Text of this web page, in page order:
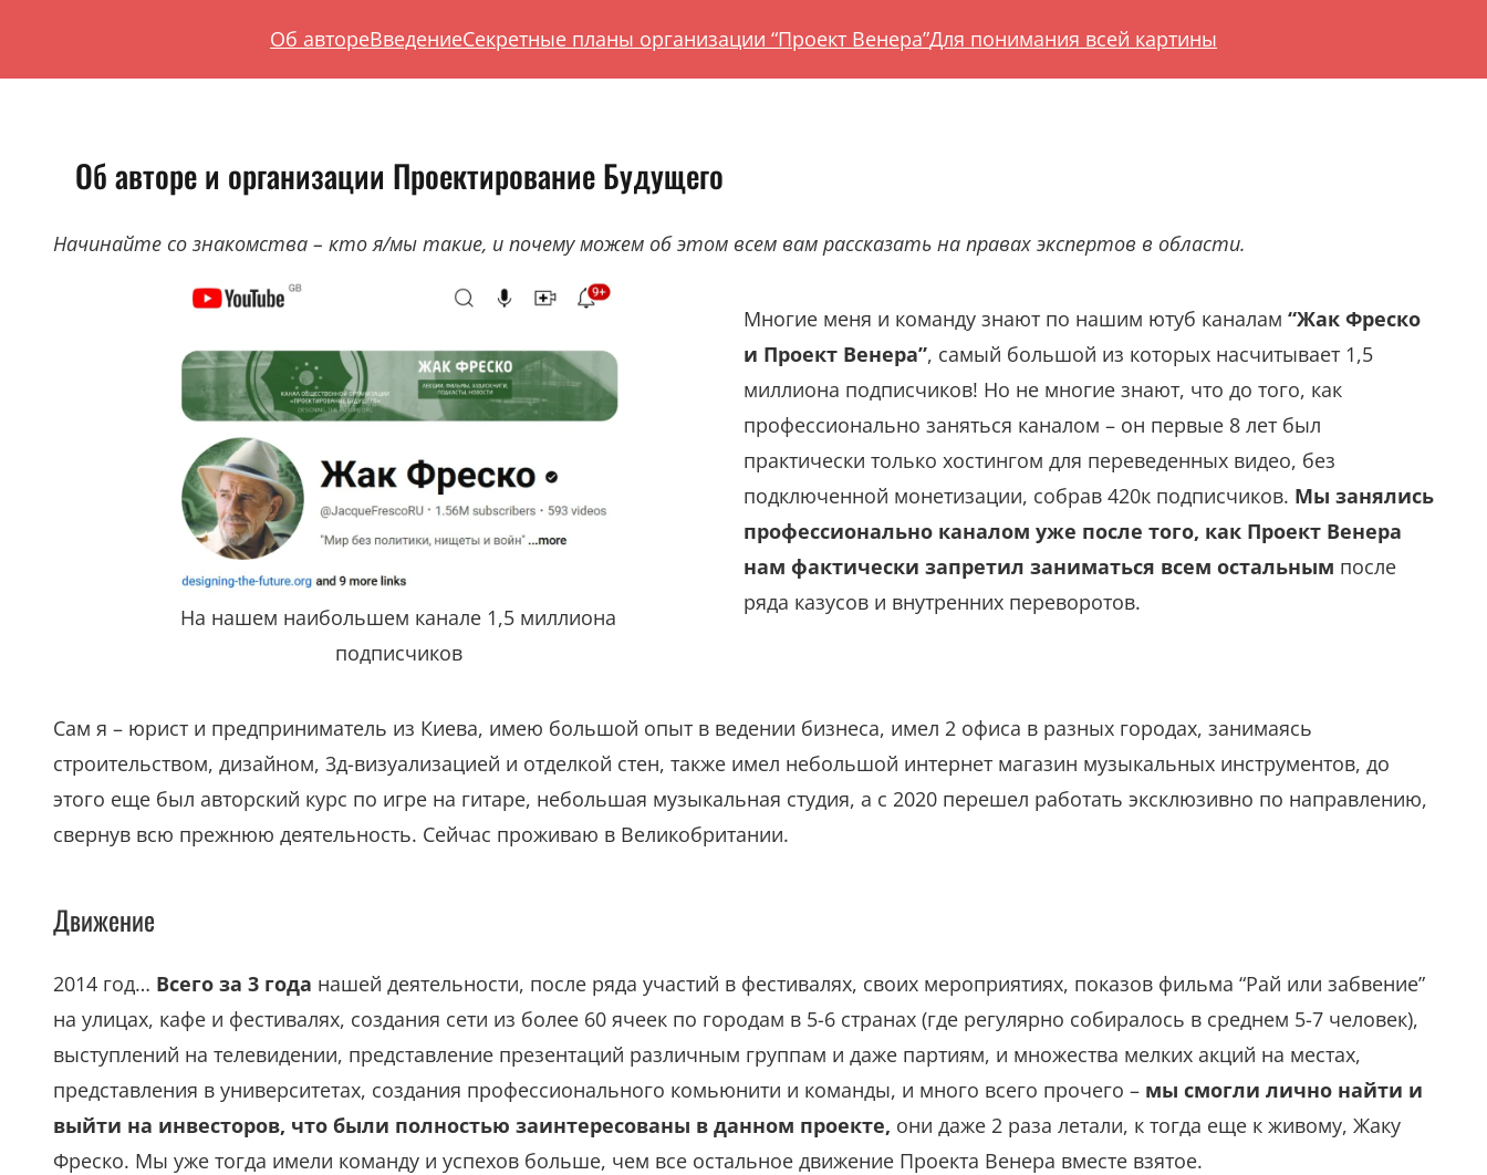
Об автореВведениеСекретные планы организации “Проект Венера”Для понимания всей картины
Об авторе и организации Проектирование Будущего
Начинайте со знакомства – кто я/мы такие, и почему можем об этом всем вам рассказать на правах экспертов в области.
На нашем наибольшем канале 1,5 миллиона
подписчиков
Многие меня и команду знают по нашим ютуб каналам “Жак Фреско
и Проект Венера”, самый большой из которых насчитывает 1,5
миллиона подписчиков! Но не многие знают, что до того, как
профессионально заняться каналом – он первые 8 лет был
практически только хостингом для переведенных видео, без
подключенной монетизации, собрав 420к подписчиков. Мы занялись
профессионально каналом уже после того, как Проект Венера
нам фактически запретил заниматься всем остальным после
ряда казусов и внутренних переворотов.
Сам я – юрист и предприниматель из Киева, имею большой опыт в ведении бизнеса, имел 2 офиса в разных городах, занимаясь
строительством, дизайном, 3д-визуализацией и отделкой стен, также имел небольшой интернет магазин музыкальных инструментов, до
этого еще был авторский курс по игре на гитаре, небольшая музыкальная студия, а с 2020 перешел работать эксклюзивно по направлению,
свернув всю прежнюю деятельность. Сейчас проживаю в Великобритании.
Движение
2014 год… Всего за 3 года нашей деятельности, после ряда участий в фестивалях, своих мероприятиях, показов фильма “Рай или забвение”
на улицах, кафе и фестивалях, создания сети из более 60 ячеек по городам в 5-6 странах (где регулярно собиралось в среднем 5-7 человек),
выступлений на телевидении, представление презентаций различным группам и даже партиям, и множества мелких акций на местах,
представления в университетах, создания профессионального комьюнити и команды, и много всего прочего – мы смогли лично найти и
выйти на инвесторов, что были полностью заинтересованы в данном проекте, они даже 2 раза летали, к тогда еще к живому, Жаку
Фреско. Мы уже тогда имели команду и успехов больше, чем все остальное движение Проекта Венера вместе взятое.